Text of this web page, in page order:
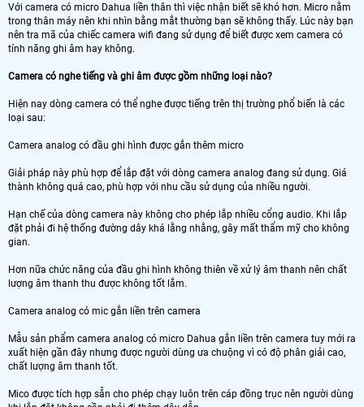
Với camera có micro Dahua liền thân thì việc nhận biết sẽ khó hơn. Micro nằm
trong thân máy nên khi nhìn bằng mắt thường bạn sẽ không thấy. Lúc này bạn
nên tra mã của chiếc camera wifi đang sử dụng để biết được xem camera có
tính năng ghi âm hay không.
Camera có nghe tiếng và ghi âm được gồm những loại nào?
Hiện nay dòng camera có thể nghe được tiếng trên thị trường phổ biến là các
loại sau:
Camera analog có đầu ghi hình được gắn thêm micro
Giải pháp này phù hợp để lắp đặt với dòng camera analog đang sử dụng. Giá
thành không quá cao, phù hợp với nhu cầu sử dụng của nhiều người.
Hạn chế của dòng camera này không cho phép lắp nhiều cổng audio. Khi lắp
đặt phải đi hệ thống đường dây khá lằng nhằng, gây mất thẩm mỹ cho không
gian.
Hơn nữa chức năng của đầu ghi hình không thiên về xử lý âm thanh nên chất
lượng âm thanh thu được không tốt lắm.
Camera analog có mic gắn liền trên camera
Mẫu sản phẩm camera analog có micro Dahua gắn liền trên camera tuy mới ra
xuất hiện gần đây nhưng được người dùng ưa chuộng vì có độ phân giải cao,
chất lượng âm thanh tốt.
Mico được tích hợp sẵn cho phép chạy luôn trên cáp đồng trục nên người dùng